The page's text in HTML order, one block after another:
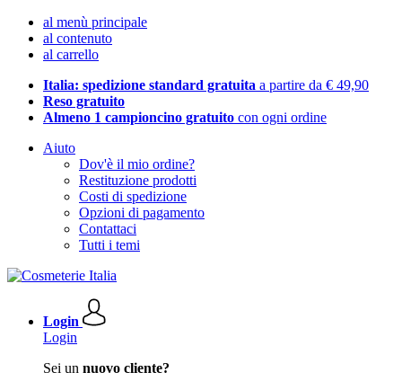
al menù principale
al contenuto
al carrello
Italia: spedizione standard gratuita a partire da € 49,90
Reso gratuito
Almeno 1 campioncino gratuito con ogni ordine
Aiuto
Dov'è il mio ordine?
Restituzione prodotti
Costi di spedizione
Opzioni di pagamento
Contattaci
Tutti i temi
Login
Login
Sei un nuovo cliente?